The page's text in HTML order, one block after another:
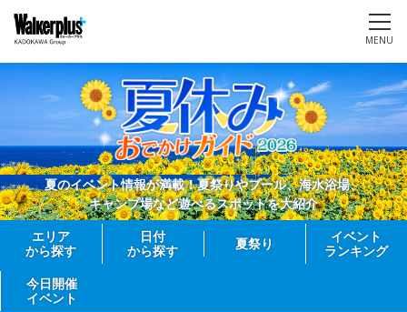
MENU
夏のイベント情報が満載！夏祭りやプール、海水浴場、
キャンプ場など遊べるスポットを大紹介
エリア
から探す
日付
から探す
夏祭り
イベント
ランキング
今日開催
イベント